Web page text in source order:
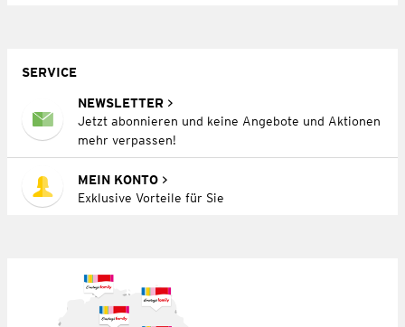
SERVICE
NEWSLETTER
Jetzt abonnieren und keine Angebote und Aktionen
mehr verpassen!
MEIN KONTO
Exklusive Vorteile für Sie